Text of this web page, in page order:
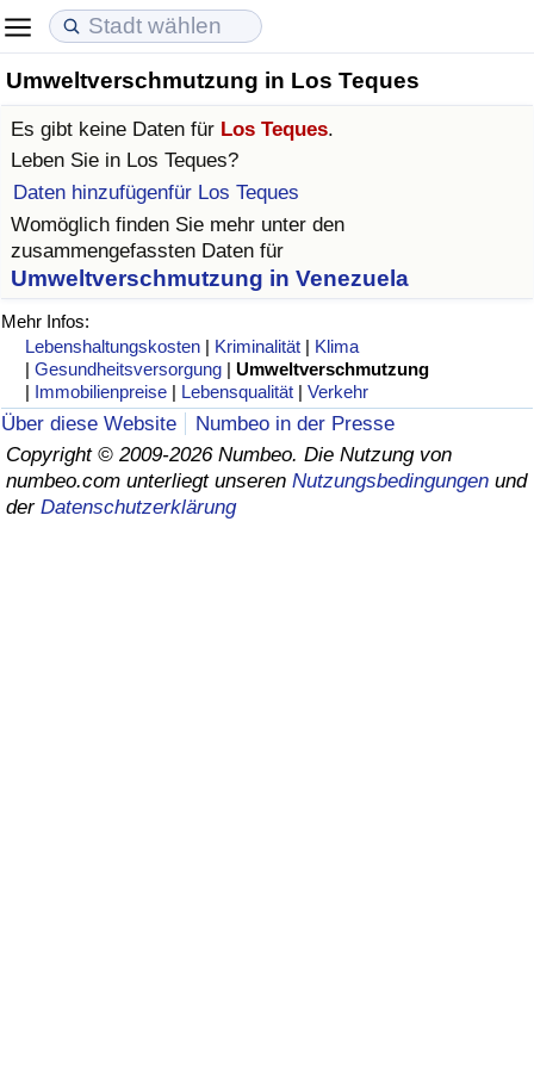
Umweltverschmutzung in Los Teques
Es gibt keine Daten für Los Teques.
Leben Sie in Los Teques?
Daten hinzufügenfür Los Teques
Womöglich finden Sie mehr unter den
zusammengefassten Daten für
Umweltverschmutzung in Venezuela
Mehr Infos:
Lebenshaltungskosten | Kriminalität | Klima
|Gesundheitsversorgung |Umweltverschmutzung
| Immobilienpreise | Lebensqualität |Verkehr
Über diese Website
Numbeo in der Presse
Copyright © 2009-2026 Numbeo. Die Nutzung von
numbeo.com unterliegt unseren Nutzungsbedingungen und
der Datenschutzerklärung
Lebenshaltungskosten
Lebenshaltungskosten-Index (aktuell)
Lebenshaltungskosten-Index
Lebenshaltungskosten-Index nach Land
in Akaba
Immobilienpreise
Immobilienpreis-Index (aktuell)
Immobilienpreis-Index
Immobilienpreis-Index nach Land
Lebensqualität
Lebensqualität-Index
Lebensqualität-Index (aktuell)
Lebensqualitätsindex nach Land
Kriminalität
Kriminalitäts-Index (aktuell)
Kriminalitäts-Index
Kriminalitätsindex nach Land